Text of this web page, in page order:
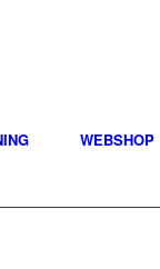
WEBSHOP